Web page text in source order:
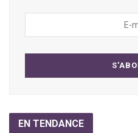
EN TENDANCE